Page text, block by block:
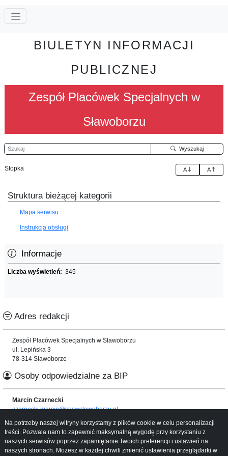
BIULETYN INFORMACJI
PUBLICZNEJ
Zespół Placówek Specjalnych w
Sławoborzu
Szukaj Wyszukaj
Stopka A A
Struktura bieżącej kategorii
Mapa serwisu
Instrukcja obsługi
Informacje
Liczba wyświetleń: 345
Adres redakcji
Zespół Placówek Specjalnych w Sławoborzu
ul. Lepińska 3
78-314 Sławoborze
Osoby odpowiedzialne za BIP
Marcin Czarnecki
czarnecki.marcin@soswslawoborze.pl
Informacje o serwisie
Mapa serwisu
Na potrzeby naszej witryny korzystamy z plików cookie w celu personalizacji
treści. Pozwala nam to zapewnić maksymalną wygodę przy korzystaniu z
naszych serwisów poprzez zapamiętanie Twoich preferencji i ustawień na
naszych stronach. Możesz w każdej chwili zmienić ustawienia przeglądarki w